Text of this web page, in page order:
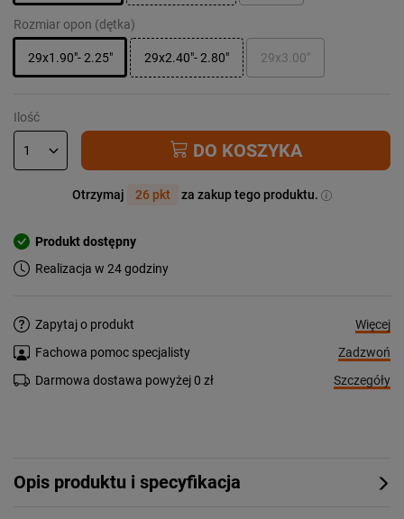
Rozmiar opon (dętka)
29x1.90"- 2.25" 29x2.40"- 2.80" 29x3.00"
Ilość
DO KOSZYKA
Otrzymaj 26 pkt za zakup tego produktu.
Produkt dostępny
Realizacja w 24 godziny
Zapytaj o produkt
Więcej
Fachowa pomoc specjalisty
Zadzwoń
Darmowa dostawa powyżej 0 zł
Szczegóły
Opis produktu i specyfikacja